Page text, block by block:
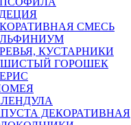
СМЕСЬ
КУСТАРНИКИ
ГОРОШЕК
ДЕКОРАТИВНАЯ